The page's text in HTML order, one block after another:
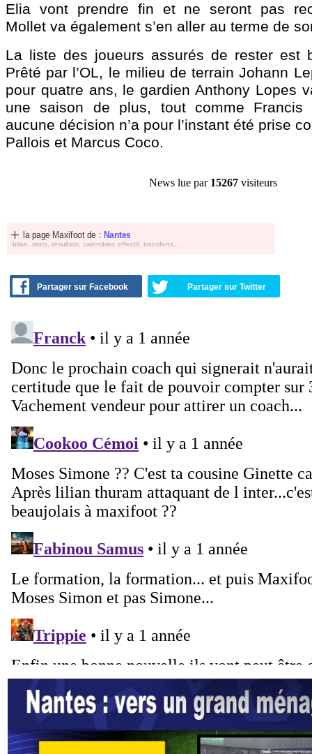
Elia vont prendre fin et ne seront pas
Mollet va également s’en aller au terme de
La liste des joueurs assurés de rester est
Prêté par l’OL, le milieu de terrain Johann
pour quatre ans, le gardien Anthony Lopes
une saison de plus, tout comme Francis
aucune décision n’a pour l’instant été prise
Pallois et Marcus Coco.
News lue par 15267 visiteurs
la page Maxifoot de : Nantes
bilan, stats, résultats, calendrier, effectif, transferts, ...
Partager sur Facebook Partager sur Twitter